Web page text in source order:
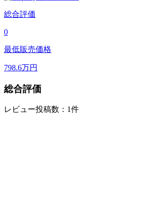
総合評価
0
最低販売価格
798.6万円
総合評価
レビュー投稿数：1件